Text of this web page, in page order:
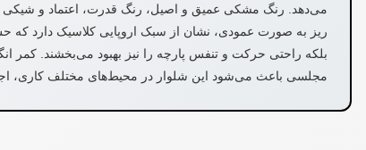
می‌دهد. رنگ مشکی عمیق و اصیل، رنگ قدرت، اعتماد و
ریز به صورت عمودی، نشان از سبک اروپایی کلاسیک دارد که
بلکه راحتی حرکت و تنفس پارچه را نیز بهبود می‌بخشند.
مجلسی باعث می‌شود این شلوار در محیط‌های مختلف کاری،